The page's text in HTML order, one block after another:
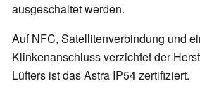
ausgeschaltet werden.
Auf NFC, Satellitenverbindung und
Klinkenanschluss verzichtet der
Lüfters ist das Astra IP54 zertifiziert.